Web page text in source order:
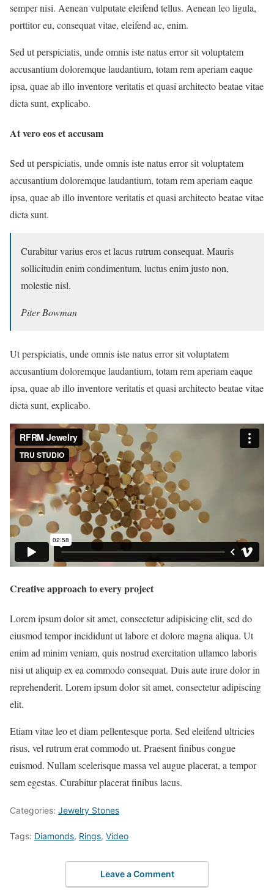
semper nisi. Aenean vulputate eleifend tellus. Aenean leo ligula,
porttitor eu, consequat vitae, eleifend ac, enim.
Sed ut perspiciatis, unde omnis iste natus error sit voluptatem
accusantium doloremque laudantium, totam rem aperiam eaque
ipsa, quae ab illo inventore veritatis et quasi architecto beatae vitae
dicta sunt, explicabo.
At vero eos et accusam
Sed ut perspiciatis, unde omnis iste natus error sit voluptatem
accusantium doloremque laudantium, totam rem aperiam eaque
ipsa, quae ab illo inventore veritatis et quasi architecto beatae vitae
dicta sunt.
Curabitur varius eros et lacus rutrum consequat. Mauris
sollicitudin enim condimentum, luctus enim justo non,
molestie nisl.
Piter Bowman
Ut perspiciatis, unde omnis iste natus error sit voluptatem
accusantium doloremque laudantium, totam rem aperiam eaque
ipsa, quae ab illo inventore veritatis et quasi architecto beatae vitae
dicta sunt, explicabo.
Creative approach to every project
Lorem ipsum dolor sit amet, consectetur adipisicing elit, sed do
eiusmod tempor incididunt ut labore et dolore magna aliqua. Ut
enim ad minim veniam, quis nostrud exercitation ullamco laboris
nisi ut aliquip ex ea commodo consequat. Duis aute irure dolor in
reprehenderit. Lorem ipsum dolor sit amet, consectetur adipiscing
elit.
Etiam vitae leo et diam pellentesque porta. Sed eleifend ultricies
risus, vel rutrum erat commodo ut. Praesent finibus congue
euismod. Nullam scelerisque massa vel augue placerat, a tempor
sem egestas. Curabitur placerat finibus lacus.
Categories: Jewelry Stones
Tags: Diamonds, Rings, Video
Leave a Comment